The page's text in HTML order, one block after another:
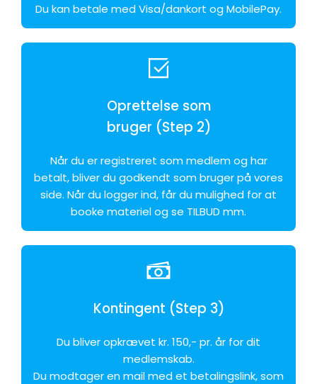
Du kan betale med Visa/dankort og MobilePay.
Oprettelse som
bruger (Step 2)
Når du er registreret som medlem og har
betalt, bliver du godkendt som bruger på vores
side. Når du logger ind, får du mulighed for at
booke materiel og se TILBUD mm.
Kontingent (Step 3)
Du bliver opkrævet kr. 150,- pr. år for dit
medlemskab.
Du modtager en mail med et betalingslink, som